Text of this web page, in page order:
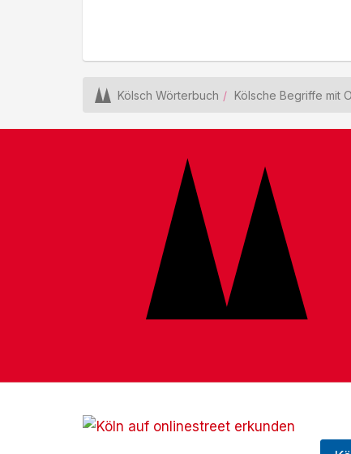
Kölsch Wörterbuch Kölsche Begriffe mit O